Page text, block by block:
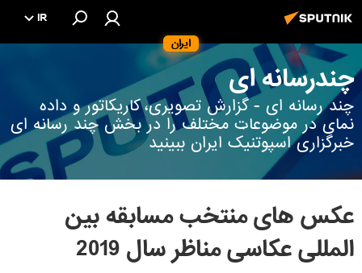
ایران
IR
چندرسانه ای
چند رسانه ای - گزارش تصویری، کاریکاتور و داده
نمای در موضوعات مختلف را در بخش چند رسانه ای
خبرگزاری اسپوتنیک ایران ببینید
عکس های منتخب مسابقه بین
المللی عکاسی مناظر سال 2019